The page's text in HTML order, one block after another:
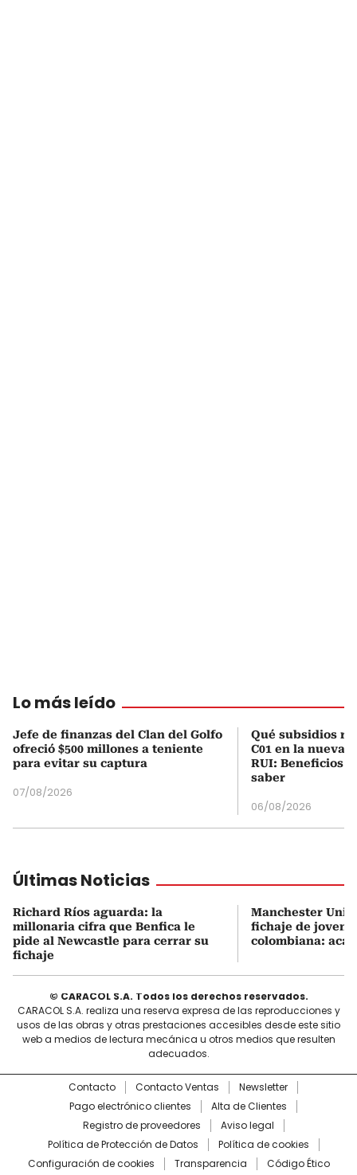
Lo más leído
Jefe de finanzas del Clan del Golfo
ofreció $500 millones a teniente
para evitar su captura
07/08/2026
Qué subsidios
C01 en la nueva
RUI: Beneficios
saber
06/08/2026
Últimas Noticias
Richard Ríos aguarda: la
millonaria cifra que Benfica le
pide al Newcastle para cerrar su
fichaje
Manchester
fichaje de joven
colombiana: acá
© CARACOL S.A. Todos los derechos reservados.
CARACOL S.A. realiza una reserva expresa de las reproducciones y
usos de las obras y otras prestaciones accesibles desde este sitio
web a medios de lectura mecánica u otros medios que resulten
adecuados.
Contacto Contacto Ventas
Newsletter
Pago electrónico clientes
Alta de Clientes
Registro de proveedores
Aviso legal
Política de Protección de Datos
Política de cookies
Configuración de cookies
Transparencia Código Ético